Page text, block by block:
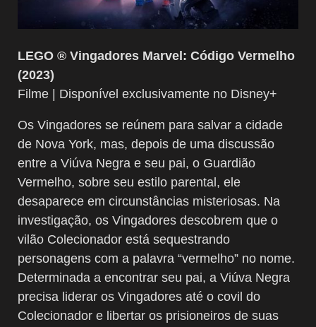
LEGO ® Vingadores Marvel: Código Vermelho
(2023)
Filme | Disponível exclusivamente no Disney+
Os Vingadores se reúnem para salvar a cidade
de Nova York, mas, depois de uma discussão
entre a Viúva Negra e seu pai, o Guardião
Vermelho, sobre seu estilo parental, ele
desaparece em circunstâncias misteriosas. Na
investigação, os Vingadores descobrem que o
vilão Colecionador está sequestrando
personagens com a palavra “vermelho” no nome.
Determinada a encontrar seu pai, a Viúva Negra
precisa liderar os Vingadores até o covil do
Colecionador e libertar os prisioneiros de suas